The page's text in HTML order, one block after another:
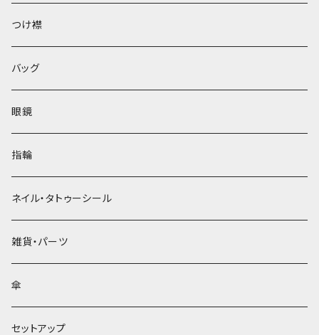
ベレー帽
つけ襟
バッグ
眼鏡
指輪
ネイル・タトゥーシール
雑貨・パーツ
傘
セットアップ